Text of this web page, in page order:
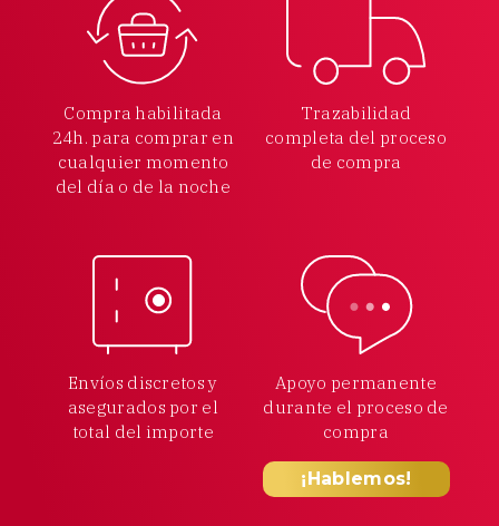
Compra habilitada
24h. para comprar en
cualquier momento
del día o de la noche
Trazabilidad
completa del proceso
de compra
Envíos discretos y
asegurados por el
total del importe
Apoyo permanente
durante el proceso de
compra
¡Hablemos!